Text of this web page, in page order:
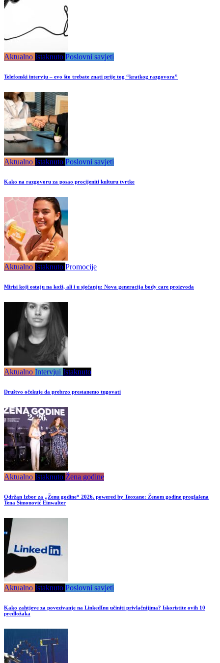
Aktualno Istaknuto Poslovni savjeti
Telefonski intervju – evo što trebate znati prije tog “kratkog razgovora”
Aktualno Istaknuto Poslovni savjeti
Kako na razgovoru za posao procijeniti kulturu tvrtke
Aktualno Istaknuto Promocije
Mirisi koji ostaju na koži, ali i u sjećanju: Nova generacija body care proizvoda
Aktualno Intervjui Istaknuto
Društvo očekuje da prebrzo prestanemo tugovati
Aktualno Istaknuto Žena godine
Održan Izbor za „Ženu godine“ 2026. powered by Teoxane: Ženom godine proglašena
Tena Šimonović Einwalter
Aktualno Istaknuto Poslovni savjeti
Kako zahtjeve za povezivanje na LinkedInu učiniti privlačnijima? Iskoristite ovih 10
predložaka